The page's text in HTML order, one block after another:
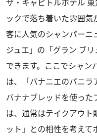
ザ・キャピトルホテル
ックで落ち着いた雰囲
客に人気のシャンパーニ
ジュエ」の「グラン ブ
できます。ここでシャン
は、「バナニエのバニラ
バナナブレッドを使った
は、通常はテイクアウト
ット」との相性を考えて